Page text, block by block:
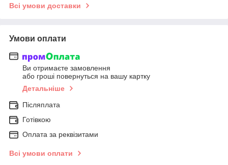
Всі умови доставки
Умови оплати
Ви отримаєте замовлення
або гроші повернуться на вашу картку
Детальніше
Післяплата
Готівкою
Оплата за реквізитами
Всі умови оплати